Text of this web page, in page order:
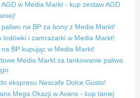
w Media Markt - kup zestaw AGD
na BP za bony z Media Markt!
lodówki i zamrażarki w Media Markt!
BP kupując w Media Markt!
Media Markt za tankowanie paliwa
ekspresu Nescafe Dolce Gusto!
Mega Okazji w Avans - kup taniej